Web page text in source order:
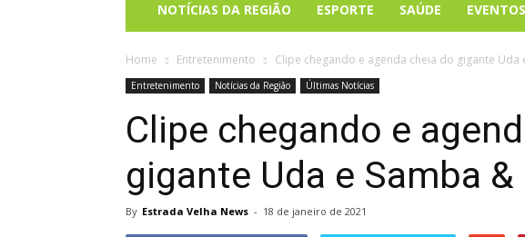
NOTÍCIAS DA REGIÃO ESPORTE SAÚDE EVENTOS
Home Entretenimento Clipe chegando e agenda cheia do gigante Uda
Entretenimento Notícias da Região Últimas Notícias
Clipe chegando e
gigante Uda e Samba &
By Estrada Velha News - 18 de janeiro de 2021